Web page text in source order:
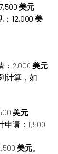
7,500 美元
12,000 美
：2,000 美元
计算，如
美元
申请：1,500
美元。